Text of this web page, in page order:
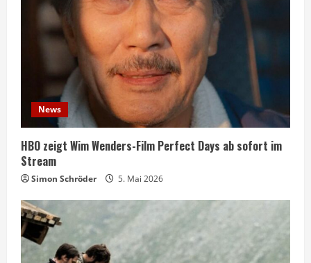
News
HBO zeigt Wim Wenders-Film Perfect Days ab sofort im
Stream
Simon Schröder 5. Mai 2026